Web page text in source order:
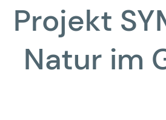
Projekt
Natur im